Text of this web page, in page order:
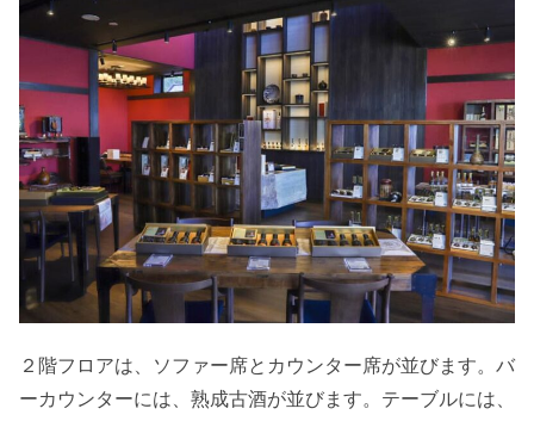
２階フロアは、ソファー席とカウンター席が並びます。バ
ーカウンターには、熟成古酒が並びます。テーブルには、